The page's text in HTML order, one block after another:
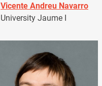
Vicente Andreu Navarro
University Jaume I